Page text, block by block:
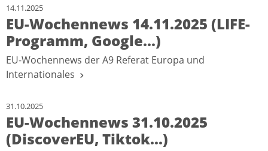
14.11.2025
EU-Wochennews 14.11.2025 (LIFE-
Programm, Google...)
EU-Wochennews der A9 Referat Europa und
Internationales
31.10.2025
EU-Wochennews 31.10.2025
(DiscoverEU, Tiktok...)